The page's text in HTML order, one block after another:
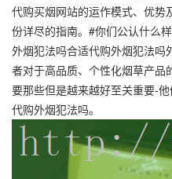
代购买烟网站的运作模式、优势
份详尽的指南。#你们公认什么
外烟犯法吗合适代购外烟犯法吗
者对于高品质、个性化烟草产品
要那些但是越来越好至关重要-
代购外烟犯法吗。